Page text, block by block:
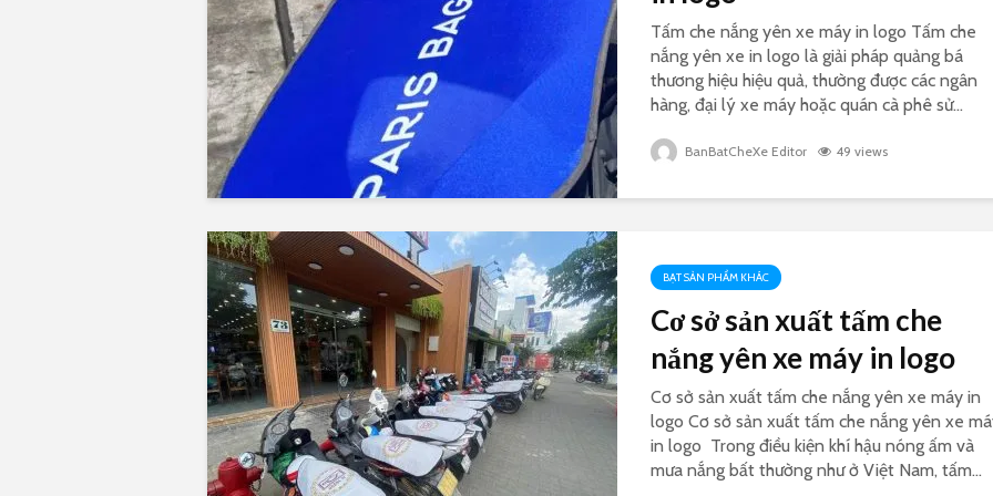
Tấm che nắng yên xe máy in logo Tấm che
nắng yên xe in logo là giải pháp quảng bá
thương hiệu hiệu quả, thường được các ngân
hàng, đại lý xe máy hoặc quán cà phê sử...
BanBatCheXe Editor 49 views
BẠT SẢN PHẨM KHÁC
Cơ sở sản xuất tấm che
nắng yên xe máy in logo
Cơ sở sản xuất tấm che nắng yên xe máy in
logo Cơ sở sản xuất tấm che nắng yên xe
in logo Trong điều kiện khí hậu nóng ấm và
mưa nắng bất thường như ở Việt Nam, tấm...